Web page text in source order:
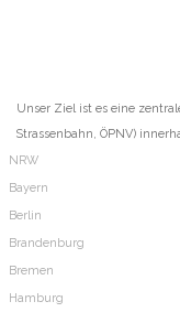
Unser Ziel ist es eine
Strassenbahn, ÖPNV)
NRW
Bayern
Berlin
Brandenburg
Bremen
Hamburg